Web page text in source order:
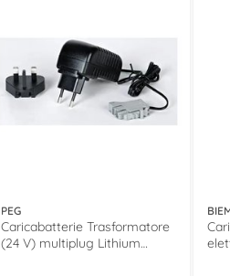
PEG
Caricabatterie Trasformatore
(24 V) multiplug Lithium